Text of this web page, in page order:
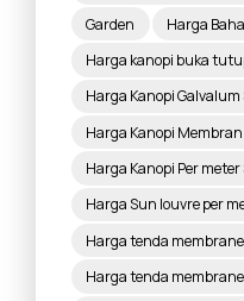
Garden
Harga
Harga kanopi buka
Harga Kanopi Galvalum
Harga Kanopi Membran
Harga Kanopi Per meter
Harga Sun louvre per
Harga tenda
Harga tenda